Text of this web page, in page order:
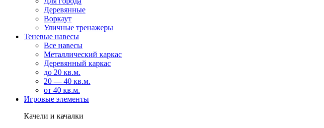
Деревянные
Воркаут
Уличные тренажеры
Теневые навесы
Все навесы
Металлический каркас
Деревянный каркас
до 20 кв.м.
20 — 40 кв.м.
от 40 кв.м.
Игровые элементы
Качели и качалки